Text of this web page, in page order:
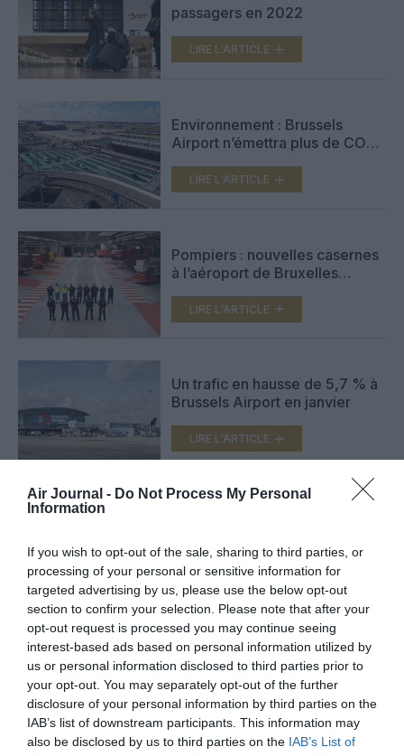
Air Journal - Do Not Process My Personal
Information
If you wish to opt-out of the sale, sharing to third parties, or
processing of your personal or sensitive information for
targeted advertising by us, please use the below opt-out
section to confirm your selection. Please note that after your
opt-out request is processed you may continue seeing
interest-based ads based on personal information utilized by
us or personal information disclosed to third parties prior to
your opt-out. You may separately opt-out of the further
disclosure of your personal information by third parties on the
IAB’s list of downstream participants. This information may
also be disclosed by us to third parties on the IAB’s List of
passagers en 2022
LIRE L'ARTICLE
Environnement : Brussels
Airport n’émettra plus de CO2
LIRE L'ARTICLE
Pompiers : nouvelles casernes
à l’aéroport de Bruxelles
LIRE L'ARTICLE
Un trafic en hausse de 5,7 % à
Brussels Airport en janvier
LIRE L'ARTICLE
record
LIRE L'ARTICLE
VOIR PLUS D'ARTICLES
FAIRE UN DON